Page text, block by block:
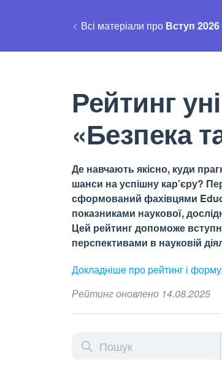
Всі матеріали про Вступ 2026
Рейтинг
«Безпека
Де навчають якісно, куди
шанси на успішну кар’єру?
сформований фахівцями
показниками наукової,
Цей рейтинг допоможе
перспективами в науковій
Докладніше про рейтинг і
Рейтинг оновлено 14.08.2025